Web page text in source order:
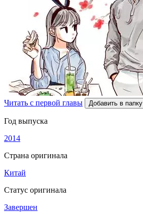
Читать с первой главы Добавить в папку
Год выпуска
2014
Страна оригинала
Китай
Статус оригинала
Завершен